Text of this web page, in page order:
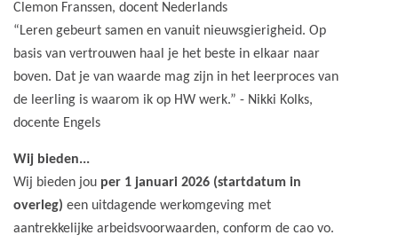
Clemon Franssen, docent Nederlands
“Leren gebeurt samen en vanuit nieuwsgierigheid. Op
basis van vertrouwen haal je het beste in elkaar naar
boven. Dat je van waarde mag zijn in het leerproces van
de leerling is waarom ik op HW werk.” - Nikki Kolks,
docente Engels
Wij bieden...
Wij bieden jou per 1 januari 2026 (startdatum in
overleg) een uitdagende werkomgeving met
aantrekkelijke arbeidsvoorwaarden, conform de cao vo.